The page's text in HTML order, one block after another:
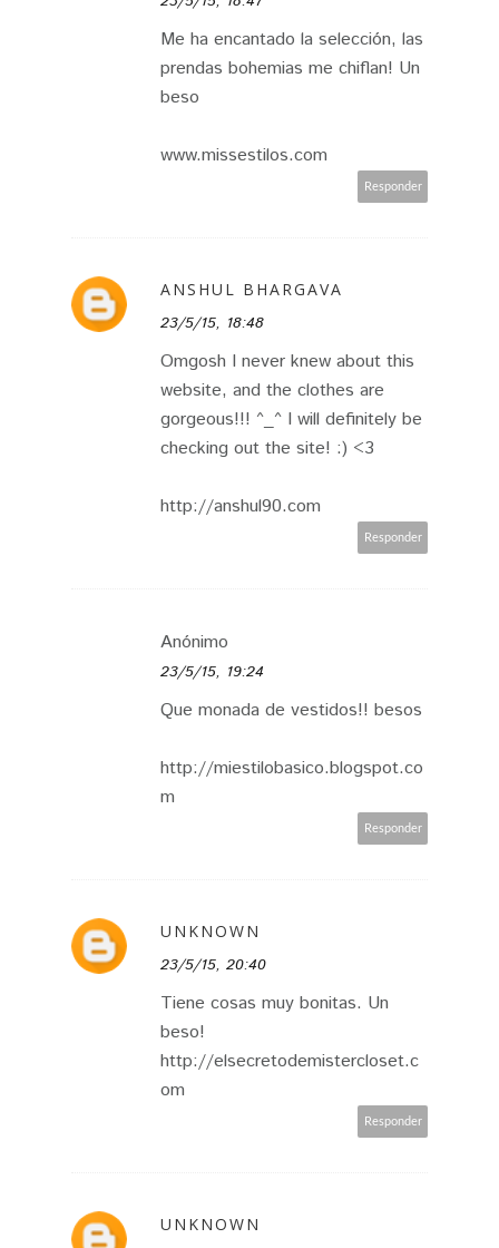
Me ha encantado la selección, las
prendas bohemias me chiflan! Un
beso
www.missestilos.com
Responder
ANSHUL BHARGAVA
23/5/15, 18:48
Omgosh I never knew about this
website, and the clothes are
gorgeous!!! ^_^ I will definitely be
checking out the site! :) <3
http://anshul90.com
Responder
Anónimo
23/5/15, 19:24
Que monada de vestidos!! besos
http://miestilobasico.blogspot.co
m
Responder
UNKNOWN
23/5/15, 20:40
Tiene cosas muy bonitas. Un
beso!
http://elsecretodemistercloset.c
om
Responder
UNKNOWN